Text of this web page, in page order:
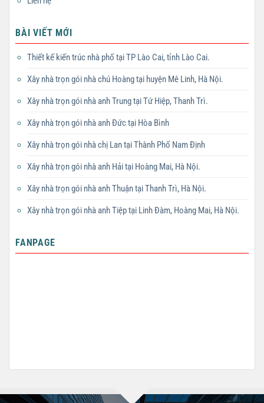
BÀI VIẾT MỚI
Thiết kế kiến trúc nhà phố tại TP Lào Cai, tỉnh Lào Cai.
Xây nhà trọn gói nhà chú Hoàng tại huyện Mê Linh, Hà Nội.
Xây nhà trọn gói nhà anh Trung tại Tứ Hiệp, Thanh Trì.
Xây nhà trọn gói nhà anh Đức tại Hòa Bình
Xây nhà trọn gói nhà chị Lan tại Thành Phố Nam Định
Xây nhà trọn gói nhà anh Hải tại Hoàng Mai, Hà Nội.
Xây nhà trọn gói nhà anh Thuận tại Thanh Trì, Hà Nội.
Xây nhà trọn gói nhà anh Tiệp tại Linh Đàm, Hoàng Mai, Hà Nội.
FANPAGE